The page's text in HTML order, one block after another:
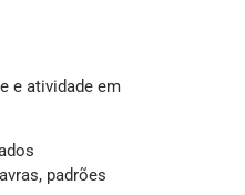
e atividade em
padrões